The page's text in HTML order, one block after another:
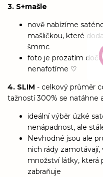
3. S+mašle
nově nabízíme
mašličkou, které
šmrnc
foto je prozatím
nenafotíme ♡
4. SLIM - celkový průměr
tažností 300% se natáhne
ideální výběr úzké
nenápadnost, ale
Nevhodné jsou ale
nich rády
množství látky, která
zabraňuje